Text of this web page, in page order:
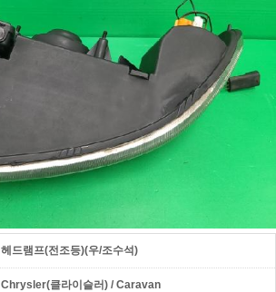
헤드램프(전조등)(우/조수석)
Chrysler(클라이슬러) / Caravan